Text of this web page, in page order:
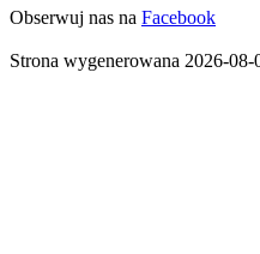
Obserwuj nas na Facebook
Strona wygenerowana 2026-